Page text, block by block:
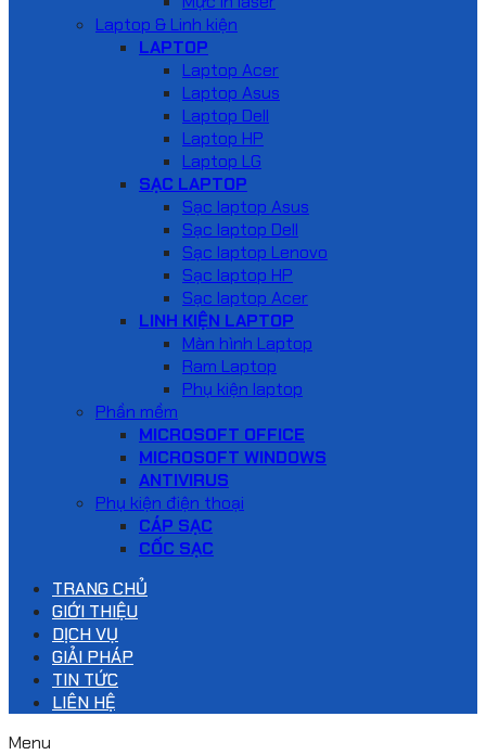
Laptop & Linh kiện
LAPTOP
Laptop Acer
Laptop Asus
Laptop Dell
Laptop HP
Laptop LG
SẠC LAPTOP
Sạc laptop Asus
Sạc laptop Dell
Sạc laptop Lenovo
Sạc laptop HP
Sạc laptop Acer
LINH KIỆN LAPTOP
Màn hình Laptop
Ram Laptop
Phụ kiện laptop
Phần mềm
MICROSOFT OFFICE
MICROSOFT WINDOWS
ANTIVIRUS
Phụ kiện điện thoại
CÁP SẠC
CỐC SẠC
TRANG CHỦ
GIỚI THIỆU
DỊCH VỤ
GIẢI PHÁP
TIN TỨC
LIÊN HỆ
Menu